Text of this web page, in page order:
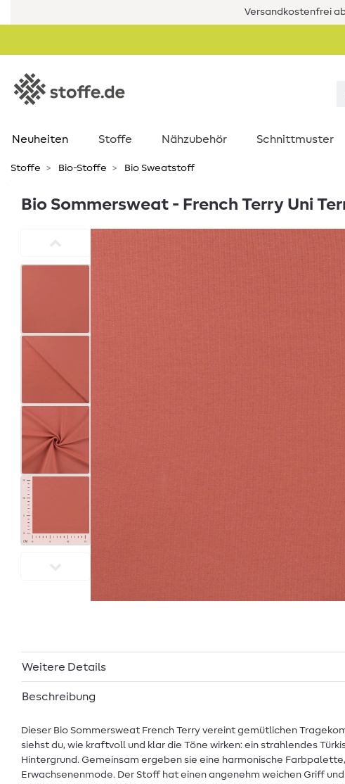
Versandkostenfrei
Neuheiten Stoffe Nähzubehör Schnittmuster
Stoffe Bio-Stoffe Bio Sweatstoff
Bio Sommersweat - French Terry Uni
Weitere Details
Beschreibung
Dieser Bio Sommersweat French Terry vereint gemütlichen
siehst du, wie kraftvoll und klar die Töne wirken: ein strahlendes
Hintergrund. Gemeinsam ergeben sie eine harmonische
Erwachsenenmode. Der Stoff hat einen angenehm weichen Griff